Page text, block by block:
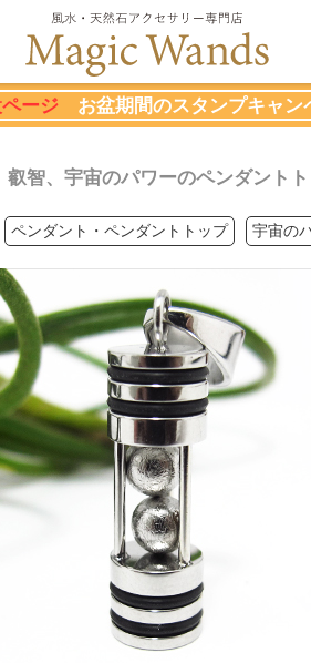
ージ お盆期間のスタンプキャン
｜叡智、宇宙のパワーのペンダント
ペンダント・ペンダントトップ 宇宙の